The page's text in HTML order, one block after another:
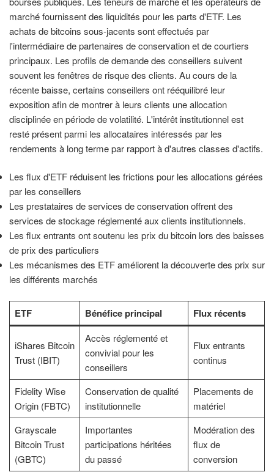
marché fournissent des liquidités pour les parts d'ETF. Les
achats de bitcoins sous-jacents sont effectués par
l'intermédiaire de partenaires de conservation et de courtiers
principaux. Les profils de demande des conseillers suivent
souvent les fenêtres de risque des clients. Au cours de la
récente baisse, certains conseillers ont rééquilibré leur
exposition afin de montrer à leurs clients une allocation
disciplinée en période de volatilité. L'intérêt institutionnel est
resté présent parmi les allocataires intéressés par les
rendements à long terme par rapport à d'autres classes d'actifs.
Les flux d'ETF réduisent les frictions pour les allocations gérées
par les conseillers
Les prestataires de services de conservation offrent des
services de stockage réglementé aux clients institutionnels.
Les flux entrants ont soutenu les prix du bitcoin lors des baisses
de prix des particuliers
Les mécanismes des ETF améliorent la découverte des prix sur
les différents marchés
ETF Bénéfice principal Flux récents
iShares Bitcoin
Trust (IBIT)
Accès réglementé et
convivial pour les
conseillers
Flux entrants
continus
Fidelity Wise
Origin (FBTC)
Conservation de qualité
institutionnelle
Placements de
matériel
Grayscale
Bitcoin Trust
(GBTC)
Importantes
participations héritées
du passé
Modération des
flux de
conversion